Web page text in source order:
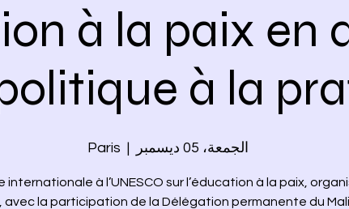
à la paix en
à la
الجمعة، 05 ديسمبر
  |
Paris
internationale à l’UNESCO sur l’éducation à la paix,
avec la participation de la Délégation permanente du